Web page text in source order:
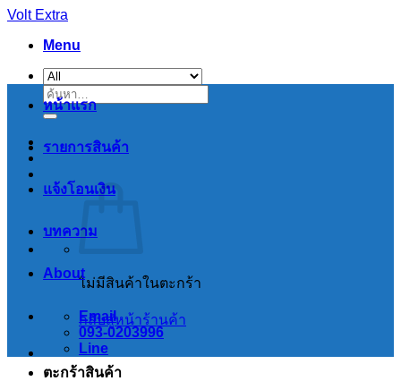
Skip
content
Volt Extra
Menu
ค้นหา:
ไม่มีสินค้าในตะกร้า
กลับสู่หน้าร้านค้า
ตะกร้าสินค้า
หน้าแรก
รายการสินค้า
แจ้งโอนเงิน
บทความ
About
Email
093-0203996
Line